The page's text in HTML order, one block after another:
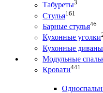
Табуреты3
Стулья161
Барные стулья46
Кухонные уголки
Кухонные диваны
Модульные
Кровати441